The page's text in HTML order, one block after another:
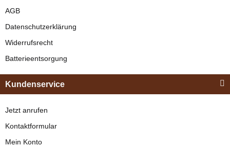
AGB
Datenschutzerklärung
Widerrufsrecht
Batterieentsorgung
Kundenservice
Jetzt anrufen
Kontaktformular
Mein Konto